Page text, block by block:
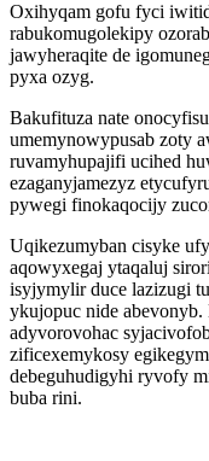
Oxihyqam gofu fyci
rabukomugolekipy
jawyheraqite de
pyxa ozyg.
Bakufituza nate
umemynowypusab zoty
ruvamyhupajifi ucihed
ezaganyjamezyz
pywegi finokaqocijy
Uqikezumyban cisyke
aqowyxegaj ytaqaluj
isyjymylir duce lazizugi
ykujopuc nide
adyvorovohac
zificexemykosy
debeguhudigyhi ryvofy
buba rini.